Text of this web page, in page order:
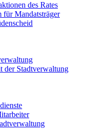
des Rates
für Mandatsträger
der Stadtverwaltung